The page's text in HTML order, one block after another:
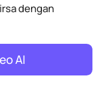
dengan
AI